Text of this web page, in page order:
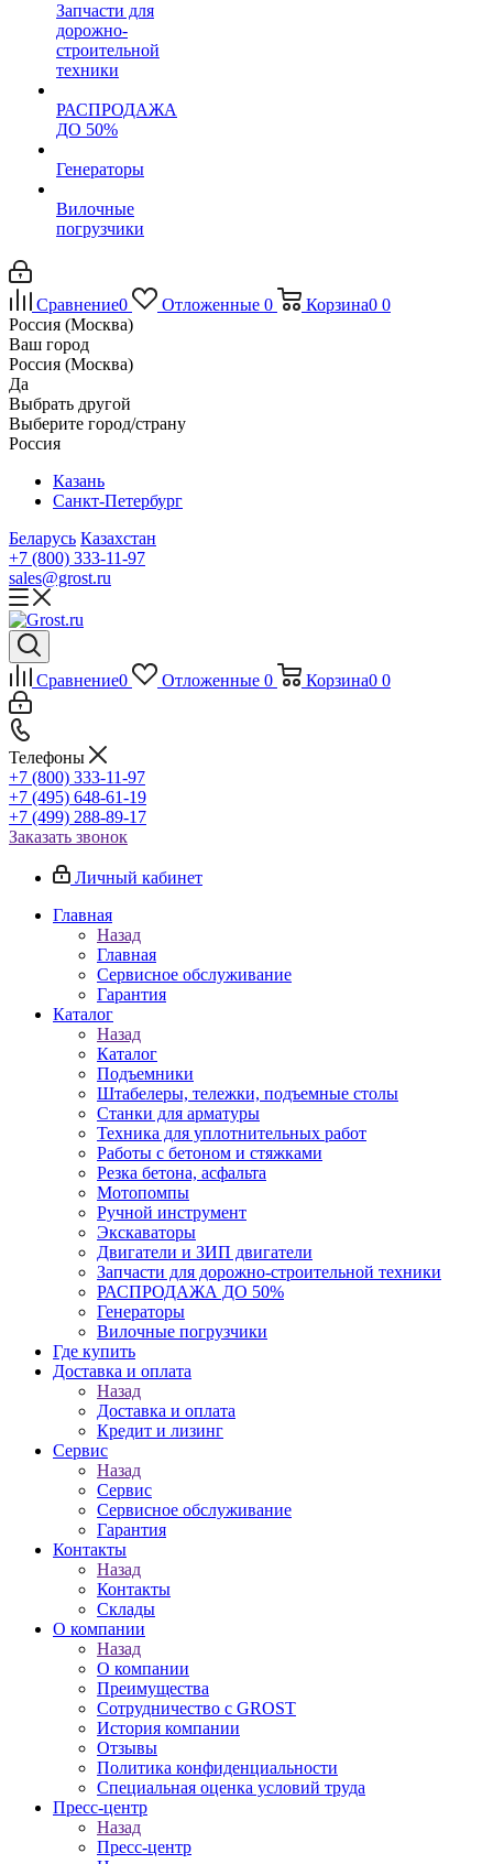
Запчасти для
дорожно-
строительной
техники
РАСПРОДАЖА
ДО 50%
Генераторы
Вилочные
погрузчики
Сравнение0 Отложенные 0 Корзина0 0
Россия (Москва)
Ваш город
Россия (Москва)
Да
Выбрать другой
Выберите город/страну
Россия
Казань
Санкт-Петербург
Беларусь Казахстан
+7 (800) 333-11-97
sales@grost.ru
Сравнение0 Отложенные 0 Корзина0 0
Телефоны
+7 (800) 333-11-97
+7 (495) 648-61-19
+7 (499) 288-89-17
Заказать звонок
Личный кабинет
Главная
Назад
Главная
Сервисное обслуживание
Гарантия
Каталог
Назад
Каталог
Подъемники
Штабелеры, тележки, подъемные столы
Станки для арматуры
Техника для уплотнительных работ
Работы с бетоном и стяжками
Резка бетона, асфальта
Мотопомпы
Ручной инструмент
Экскаваторы
Двигатели и ЗИП двигатели
Запчасти для дорожно-строительной техники
РАСПРОДАЖА ДО 50%
Генераторы
Вилочные погрузчики
Где купить
Доставка и оплата
Назад
Доставка и оплата
Кредит и лизинг
Сервис
Назад
Сервис
Сервисное обслуживание
Гарантия
Контакты
Назад
Контакты
Склады
О компании
Назад
О компании
Преимущества
Сотрудничество с GROST
История компании
Отзывы
Политика конфиденциальности
Специальная оценка условий труда
Пресс-центр
Назад
Пресс-центр